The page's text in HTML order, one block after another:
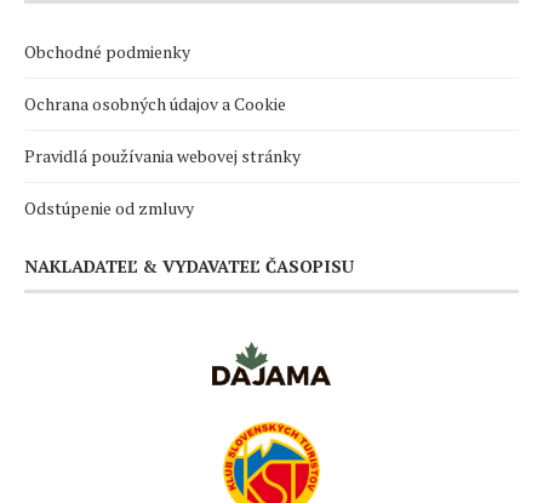
Obchodné podmienky
Ochrana osobných údajov a Cookie
Pravidlá používania webovej stránky
Odstúpenie od zmluvy
NAKLADATEĽ & VYDAVATEĽ ČASOPISU